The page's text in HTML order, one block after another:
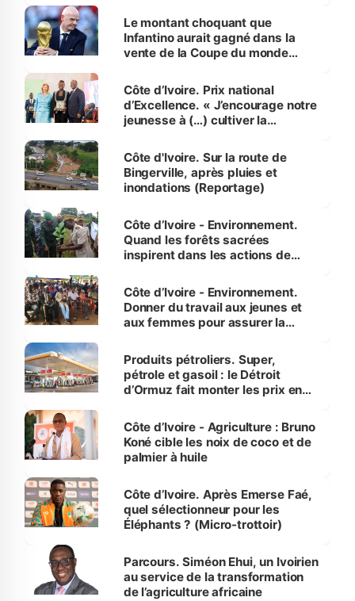
Le montant choquant que
Infantino aurait gagné dans la
vente de la Coupe du monde
Côte d’Ivoire. Prix national
d’Excellence. « J’encourage notre
jeunesse à (…) cultiver la
(Alassane Ouattara
Côte d'Ivoire. Sur la route de
Bingerville, après pluies et
inondations (Reportage)
Côte d’Ivoire - Environnement.
Quand les forêts sacrées
inspirent dans les actions de
Côte d’Ivoire - Environnement.
Donner du travail aux jeunes et
aux femmes pour assurer la
menacées
Produits pétroliers. Super,
pétrole et gasoil : le Détroit
d’Ormuz fait monter les prix en
Côte d’Ivoire - Agriculture : Bruno
Koné cible les noix de coco et de
palmier à huile
Côte d’Ivoire. Après Emerse Faé,
quel sélectionneur pour les
Éléphants ? (Micro-trottoir)
Parcours. Siméon Ehui, un Ivoirien
au service de la transformation
de l’agriculture africaine